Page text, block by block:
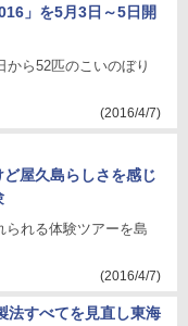
」を5月3日～5日開
から52匹のこいのぼり
(2016/4/7)
屋久島らしさを感じ
られる体験ツアーを島
(2016/4/7)
法すべてを見直し東海